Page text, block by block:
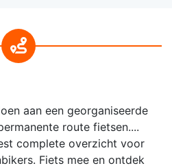
aan een georganiseerde
route fietsen....
complete overzicht voor
Fiets mee en ontdek